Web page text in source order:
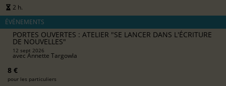
2 h.
ÉVÉNEMENTS
PORTES OUVERTES : ATELIER "SE LANCER DANS L'ÉCRITURE
DE NOUVELLES"
12 sept 2026
avecAnnette Targowla
8 €
pour les particuliers